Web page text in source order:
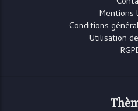
Mentions
Conditions
Utilisation